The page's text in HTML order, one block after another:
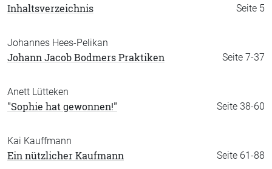
Seite 5
Inhaltsverzeichnis
Johannes Hees-Pelikan
Seite 7-37
Johann Jacob Bodmers Praktiken
Anett Lütteken
Seite 38-60
"Sophie hat gewonnen!"
Kai Kauffmann
Seite 61-88
Ein nützlicher Kaufmann